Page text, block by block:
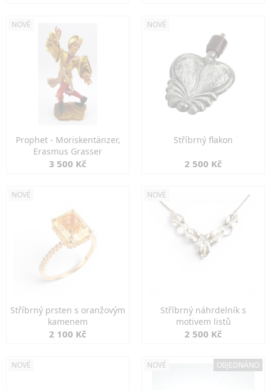
NOVÉ
Prophet - Moriskentänzer,
Erasmus Grasser
3 500 Kč
NOVÉ
Stříbrný flakon
2 500 Kč
NOVÉ
Stříbrný prsten s oranžovým
kamenem
2 100 Kč
NOVÉ
Stříbrný náhrdelník s
motivem listů
2 500 Kč
NOVÉ NOVÉ OBJEDNÁNO